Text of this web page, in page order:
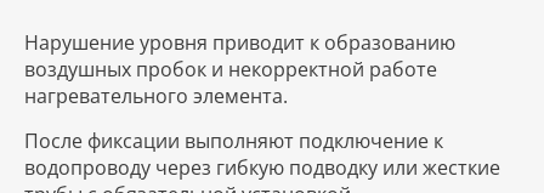
Нарушение уровня приводит к образованию
воздушных пробок и некорректной работе
нагревательного элемента.
После фиксации выполняют подключение к
водопроводу через гибкую подводку или жесткие